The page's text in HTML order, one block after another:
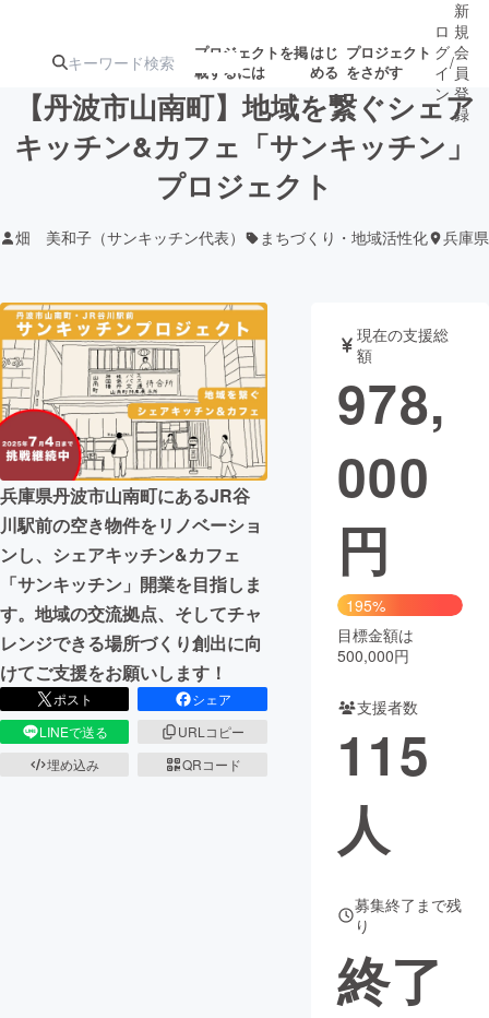
プロジェクトを掲
載するには
はじ
める
プロジェクト
をさがす
注目の新着プロ募集終了が近いプ
テクノロジー・ガジェット
映像・映画 書籍・雑誌
ビジネス・起業 チャレンジ
まちづくり・地域活性化
CAMPFIRE for Social Good
CAMPFIRE Creation
CAMPFIREふるさと納税machi-ya コミュニティ
ロ
グ
イ
ン
/
新
規
会
員
登
録
【丹波市山南町】地域を繋ぐシェア
キッチン&カフェ「サンキッチン」
プロジェクト
畑 美和子（サンキッチン代表） まちづくり・地域活性化 兵庫県
兵庫県丹波市山南町にあるJR谷
川駅前の空き物件をリノベーショ
ンし、シェアキッチン&カフェ
「サンキッチン」開業を目指しま
す。地域の交流拠点、そしてチャ
レンジできる場所づくり創出に向
けてご支援をお願いします！
ポスト
シェア
LINEで送る
URLコピー
埋め込み
QRコード
現在の支援総
額
978,
000
円
195%
目標金額は
500,000円
支援者数
115
人
募集終了まで残
り
終了